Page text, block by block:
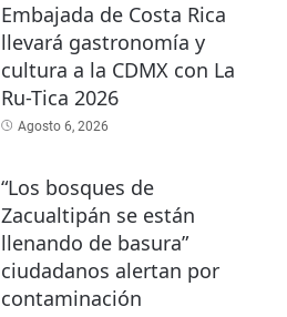
Embajada de Costa Rica
llevará gastronomía y
cultura a la CDMX con La
Ru-Tica 2026
Agosto 6, 2026
“Los bosques de
Zacualtipán se están
llenando de basura”
ciudadanos alertan por
contaminación